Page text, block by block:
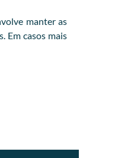
manter as
Em casos mais